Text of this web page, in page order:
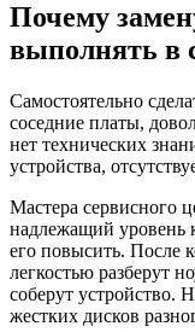
Почему
выполнять в
Самостоятельно
соседние платы,
нет технических
устройства,
Мастера сервисного
надлежащий уровень
его повысить. После
легкостью разберут
соберут устройство.
жестких дисков